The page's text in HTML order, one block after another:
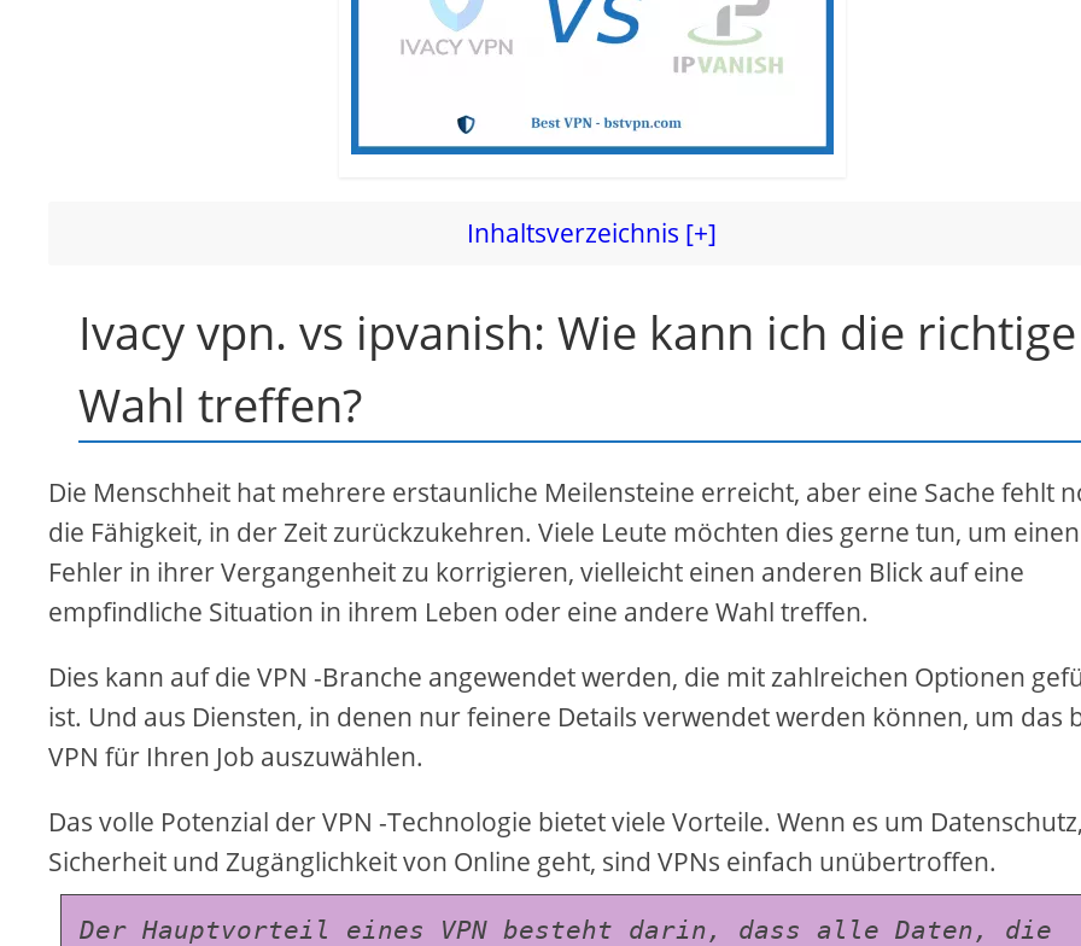
Inhaltsverzeichnis [+]
Ivacy vpn. vs ipvanish: Wie kann ich die richtige
Wahl treffen?
Die Menschheit hat mehrere erstaunliche Meilensteine ​​erreicht, aber eine Sache fehlt
die Fähigkeit, in der Zeit zurückzukehren. Viele Leute möchten dies gerne tun, um einen
Fehler in ihrer Vergangenheit zu korrigieren, vielleicht einen anderen Blick auf eine
empfindliche Situation in ihrem Leben oder eine andere Wahl treffen.
Dies kann auf die VPN -Branche angewendet werden, die mit zahlreichen Optionen
ist. Und aus Diensten, in denen nur feinere Details verwendet werden können, um das
VPN für Ihren Job auszuwählen.
Das volle Potenzial der VPN -Technologie bietet viele Vorteile. Wenn es um Datenschutz,
Sicherheit und Zugänglichkeit von Online geht, sind VPNs einfach unübertroffen.
Der Hauptvorteil eines VPN besteht darin, dass alle Daten, die